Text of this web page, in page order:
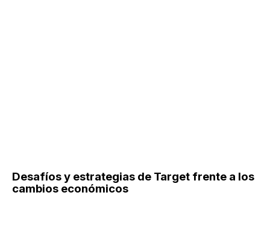
Desafíos y estrategias de Target frente a los
cambios económicos